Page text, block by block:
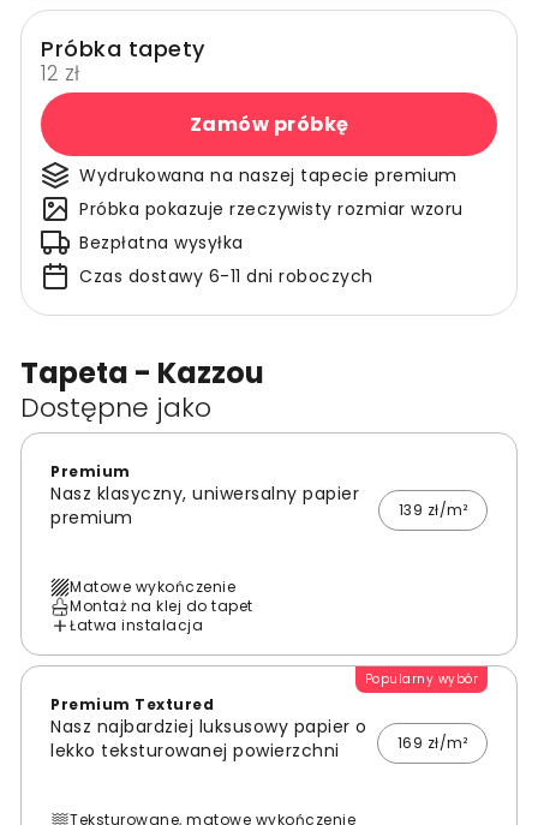
Tapeta - Kazzou
Dostępne jako
Premium
Nasz klasyczny, uniwersalny papier
premium
139 zł/m²
Matowe wykończenie
Montaż na klej do tapet
Łatwa instalacja
Popularny wybór
Premium Textured
Nasz najbardziej luksusowy papier o
lekko teksturowanej powierzchni
169 zł/m²
Teksturowane, matowe wykończenie
Próbka tapety
12 zł
Zamów próbkę
Wydrukowana na naszej tapecie premium
Próbka pokazuje rzeczywisty rozmiar wzoru
Bezpłatna wysyłka
Czas dostawy 6-11 dni roboczych